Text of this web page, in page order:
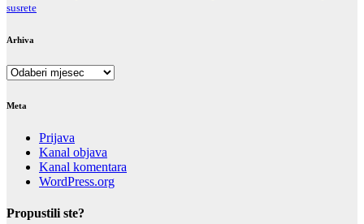
susrete
Arhiva
Arhiva
Meta
Prijava
Kanal objava
Kanal komentara
WordPress.org
Propustili ste?